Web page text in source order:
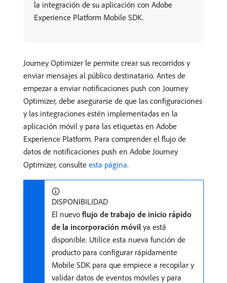
la integración de su aplicación con Adobe
Experience Platform Mobile SDK.
Journey Optimizer le permite crear sus recorridos y
enviar mensajes al público destinatario. Antes de
empezar a enviar notificaciones push con Journey
Optimizer, debe asegurarse de que las configuraciones
y las integraciones estén implementadas en la
aplicación móvil y para las etiquetas en Adobe
Experience Platform. Para comprender el flujo de
datos de notificaciones push en Adobe Journey
Optimizer, consulte esta página.
DISPONIBILIDAD
El nuevo flujo de trabajo de inicio rápido
de la incorporación móvil ya está
disponible. Utilice esta nueva función de
producto para configurar rápidamente
Mobile SDK para que empiece a recopilar y
validar datos de eventos móviles y para